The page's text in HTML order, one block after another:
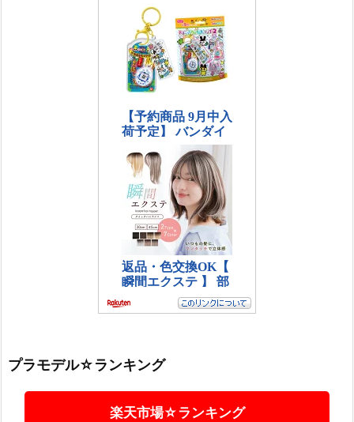
プラモデル☆ランキング
楽天市場☆ランキング